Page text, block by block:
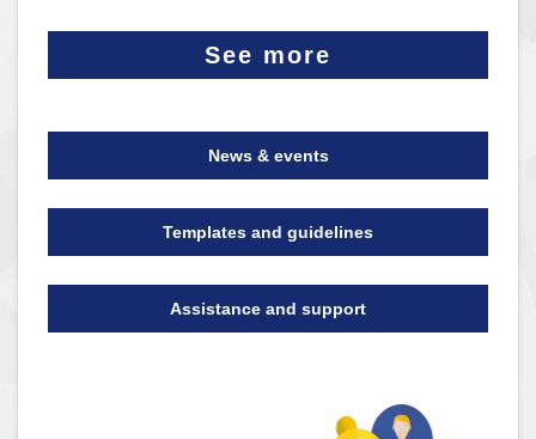
See more
News & events
Templates and guidelines
Assistance and support